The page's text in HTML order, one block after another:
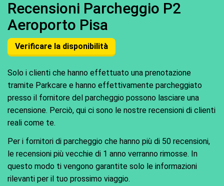
Recensioni Parcheggio P2
Aeroporto Pisa
Verificare la disponibilità
Solo i clienti che hanno effettuato una prenotazione
tramite Parkcare e hanno effettivamente parcheggiato
presso il fornitore del parcheggio possono lasciare una
recensione. Perciò, qui ci sono le nostre recensioni di clienti
reali come te.
Per i fornitori di parcheggio che hanno più di 50 recensioni,
le recensioni più vecchie di 1 anno verranno rimosse. In
questo modo ti vengono garantite solo le informazioni
rilevanti per il tuo prossimo viaggio.